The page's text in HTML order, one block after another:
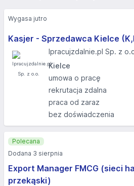
Kasjer - Sprzedawca Kielce
Ipracujzdalnie.pl Sp. z
Kielce
umowa o pracę
rekrutacja zdalna
praca od zaraz
bez doświadczenia
Wygasa jutro
Export Manager FMCG (sieci
przekąski)
Polecana
Dodana 3 sierpnia